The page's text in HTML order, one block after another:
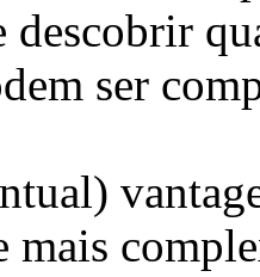
descobrir
ser
mais